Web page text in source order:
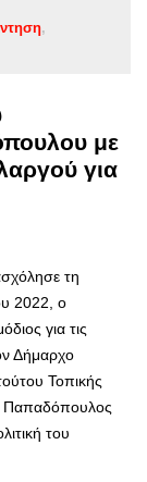
με
για
τη
2022, ο
για τις
Δήμαρχο
Τοπικής
Παπαδόπουλος
του